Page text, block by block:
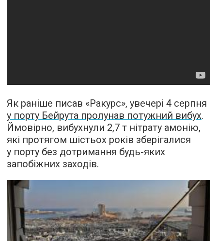
Як раніше писав «Ракурс», увечері 4 серпня
у порту Бейрута пролунав потужний вибух.
Ймовірно, вибухнули 2,7 т нітрату амонію,
які протягом шістьох років зберігалися
у порту без дотримання будь-яких
запобіжних заходів.